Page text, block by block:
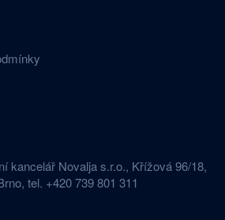
kancelář Novalja s.r.o., Křížová 96/18,
tel. +420 739 801 311